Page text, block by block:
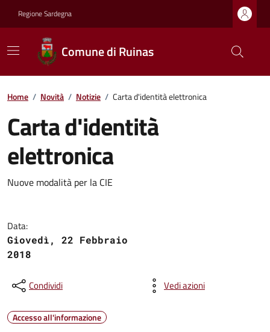
Regione Sardegna
Comune di Ruinas
Home / Novità / Notizie / Carta d'identità elettronica
Carta d'identità
elettronica
Nuove modalità per la CIE
Data:
Giovedì, 22 Febbraio
2018
Condividi Vedi azioni
Accesso all'informazione